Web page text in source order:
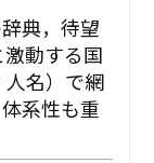
典，待望
動する国
名）で網
系性も重